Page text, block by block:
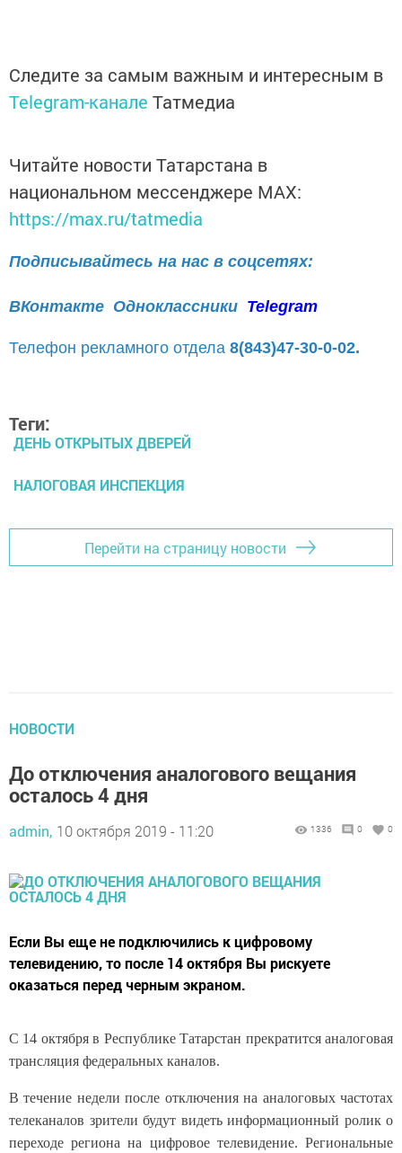
Следите за самым важным и интересным в
Telegram-канале Татмедиа
Читайте новости Татарстана в
национальном мессенджере MАХ:
https://max.ru/tatmedia
Подписывайтесь на нас в соцсетях:
ВКонтакте Одноклассники Telegram
Телефон рекламного отдела 8(843)47-30-0-02.
Теги:
ДЕНЬ ОТКРЫТЫХ ДВЕРЕЙ
НАЛОГОВАЯ ИНСПЕКЦИЯ
Перейти на страницу новости
НОВОСТИ
До отключения аналогового вещания
осталось 4 дня
admin, 10 октября 2019 - 11:20 1336 0 0
Если Вы еще не подключились к цифровому
телевидению, то после 14 октября Вы рискуете
оказаться перед черным экраном.
С 14 октября в Республике Татарстан прекратится аналоговая
трансляция федеральных каналов.
В течение недели после отключения на аналоговых частотах
телеканалов зрители будут видеть информационный ролико
переходе региона на цифровое телевидение. Региональные